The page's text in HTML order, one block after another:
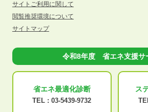
サイトご利用に関して
閲覧推奨環境について
サイトマップ
令和8年度 省エネ支援サ
省エネ最適化診断
TEL : 03-5439-9732
ス